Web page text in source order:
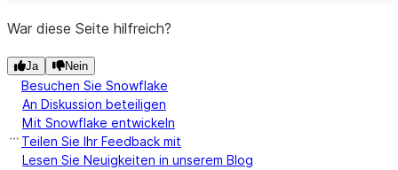
comment VARCHAR
created TIMESTAMP_LTZ
War diese Seite hilfreich?
Ja Nein
Besuchen Sie Snowflake
An Diskussion beteiligen
Mit Snowflake entwickeln
Teilen Sie Ihr Feedback mit
Lesen Sie Neuigkeiten in unserem Blog